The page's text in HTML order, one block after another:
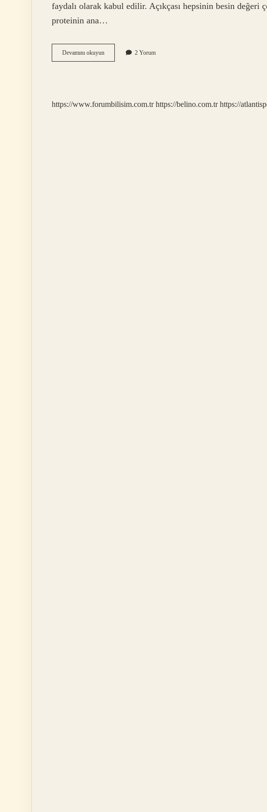
faydalı olarak kabul edilir. Açıkçası hepsinin besin değeri
proteinin ana…
Devamını okuyunEn
Çok
2 Yorum
https://www.forumbilisim.com.tr https://belino.com.tr https://